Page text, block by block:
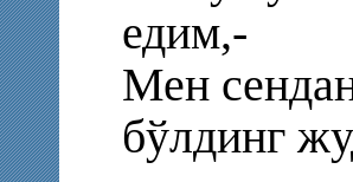
едим,-
Мен
бўлдинг